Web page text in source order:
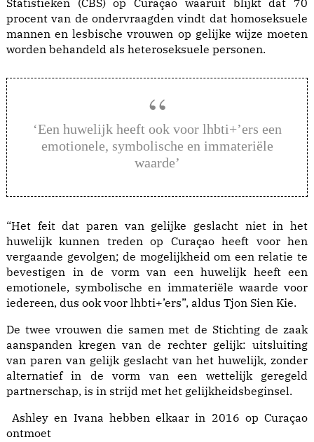
Statistieken (CBS) op Curaçao waaruit blijkt dat 70
procent van de ondervraagden vindt dat homoseksuele
mannen en lesbische vrouwen op gelijke wijze moeten
worden behandeld als heteroseksuele personen.
‘Een huwelijk heeft ook voor lhbti+’ers een
emotionele, symbolische en immateriële
waarde’
“Het feit dat paren van gelijke geslacht niet in het
huwelijk kunnen treden op Curaçao heeft voor hen
vergaande gevolgen; de mogelijkheid om een relatie te
bevestigen in de vorm van een huwelijk heeft een
emotionele, symbolische en immateriële waarde voor
iedereen, dus ook voor lhbti+’ers”, aldus Tjon Sien Kie.
De twee vrouwen die samen met de Stichting de zaak
aanspanden kregen van de rechter gelijk: uitsluiting
van paren van gelijk geslacht van het huwelijk, zonder
alternatief in de vorm van een wettelijk geregeld
partnerschap, is in strijd met het gelijkheidsbeginsel.
Ashley en Ivana hebben elkaar in 2016 op Curaçao
ontmoet